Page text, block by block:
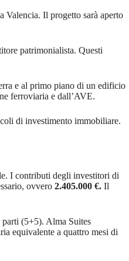
Valencia. Il progetto sarà aperto
patrimonialista. Questi
e al primo piano di un edificio
ferroviaria e dall’AVE.
di investimento immobiliare.
I contributi degli investitori di
ovvero 2.405.000 €. Il
(5+5). Alma Suites
equivalente a quattro mesi di